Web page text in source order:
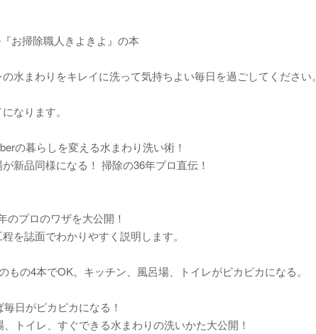
お掃除職人きよきよ』の本
水まわりをキレイに洗って気持ちよい毎日を過ごしてください。
なります。
の暮らしを変える水まわり洗い術！
新品同様になる！ 掃除の36年プロ直伝！
のプロのワザを大公開！
を誌面でわかりやすく説明します。
もの4本でOK。キッチン、風呂場、トイレがピカピカになる。
日がピカピカになる！
トイレ、すぐできる水まわりの洗いかた大公開！